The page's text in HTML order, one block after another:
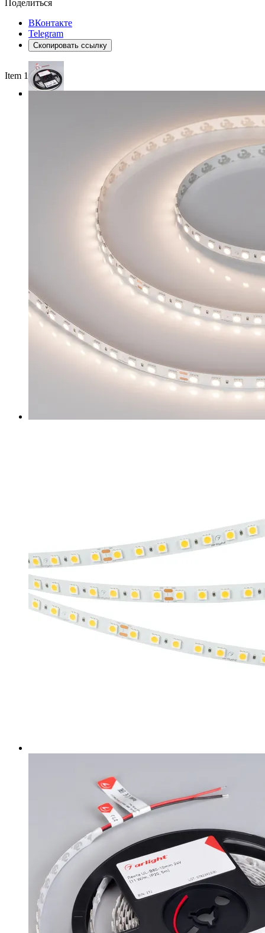
Поделиться
ВКонтакте
Telegram
Скопировать ссылку
Item 1 of 3